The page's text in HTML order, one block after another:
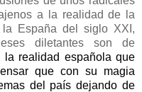
a la realidad de la
España del siglo XXI,
diletantes son de
realidad española que
que con su magia
del país dejando de